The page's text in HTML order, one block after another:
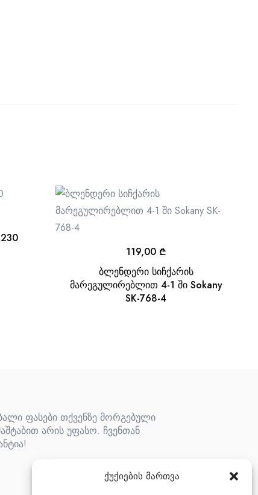
ქუქიების მართვა
ბლენდერი სიჩქარის
მარეგულირებლით 4-1 ში Sokany
SK-768-4
119,00 ₾
ფასები თქვენზე მორგებული
არის უფასო. ჩვენთან